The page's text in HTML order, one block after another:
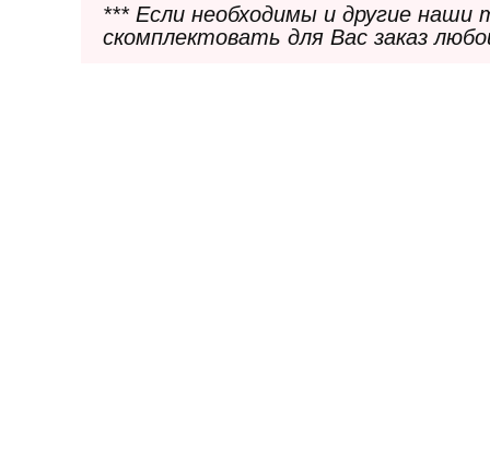
*** Если необходимы и другие
скомплектовать для Вас заказ